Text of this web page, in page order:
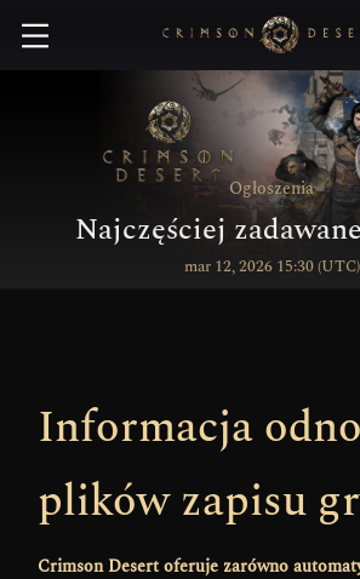
C
i
m
s
o
n
D
e
Ogłoszenia
Najczęściej
mar 12, 2026 15:30 (UTC)
Informacja
plików zapisu
Crimson Desert oferuje zarówno